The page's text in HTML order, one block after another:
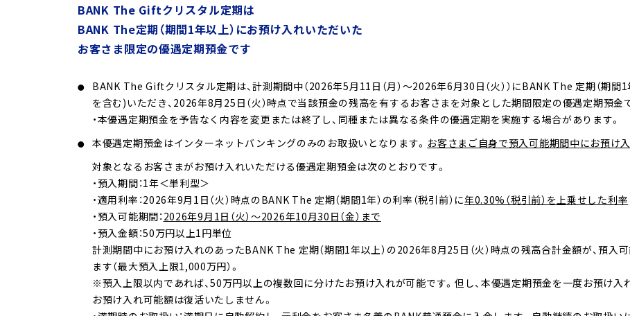
BANK The Giftクリスタル定期は
BANK The定期（期間1年以上）にお預け入れいただいた
お客さま限定の優遇定期預金です
BANK The Giftクリスタル定期は、計測期間中（2026年5月11日（月）～2026年6月30日（火））にBANK The 定期（期
を含む)いただき、2026年8月25日（火）時点で当該預金の残高を有するお客さまを対象とした期間限定の優遇定期預金
・本優遇定期預金を予告なく内容を変更または終了し、同種または異なる条件の優遇定期を実施する場合があります。
本優遇定期預金はインターネットバンキングのみのお取扱いとなります。 お客さまご自身で預入可能期間中にお預け
対象となるお客さまがお預け入れいただける優遇定期預金は次のとおりです。
・預入期間：1年＜単利型＞
・適用利率：2026年9月1日（火）時点のBANK The 定期（期間1年）の利率（税引前）に年0.30%（税引前）を上乗せした利率
・預入可能期間： 2026年9月1日（火）～2026年10月30日（金）まで
・預入金額：50万円以上1円単位
計測期間中にお預け入れのあったBANK The 定期（期間1年以上）の2026年8月25日（火）時点の残高合計金額が、預
ます（最大預入上限1,000万円）。
※預入上限以内であれば、50万円以上の複数回に分けたお預け入れが可能です。但し、本優遇定期預金を一度お預け
お預け入れ可能額は復活いたしません。